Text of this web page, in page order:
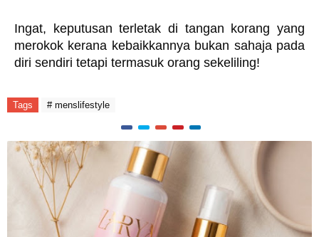
Ingat, keputusan terletak di tangan korang yang
merokok kerana kebaikkannya bukan sahaja pada
diri sendiri tetapi termasuk orang sekeliling!
Tags # menslifestyle